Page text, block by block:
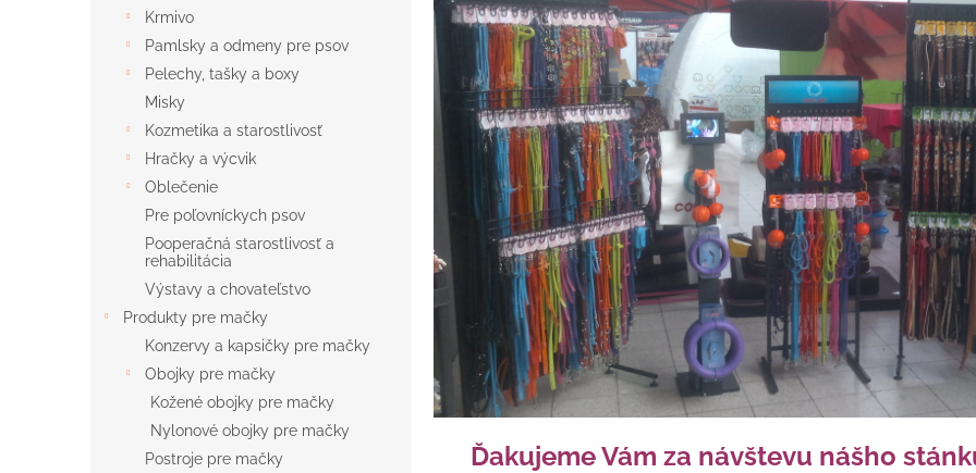
Krmivo
Pamlsky a odmeny pre psov
Pelechy, tašky a boxy
Misky
Kozmetika a starostlivosť
Hračky a výcvik
Oblečenie
Pre poľovníckych psov
Pooperačná starostlivosť a
rehabilitácia
Výstavy a chovateľstvo
Produkty pre mačky
Konzervy a kapsičky pre mačky
Obojky pre mačky
Kožené obojky pre mačky
Nylonové obojky pre mačky
Postroje pre mačky
Ďakujeme Vám za návštevu nášho